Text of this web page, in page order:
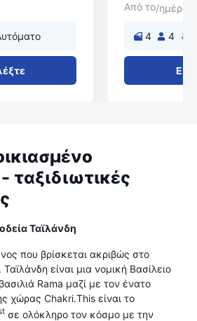
Από το/ημέρα
4 4
ταξιδιωτικές
Ταϊλάνδη
που βρίσκεται ακριβώς στο
είναι μια νομική Βασίλειο
Rama μαζί με τον ένατο
χώρας Chakri.This είναι το
σε ολόκληρο τον κόσμο με την